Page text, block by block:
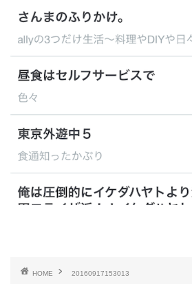
HOME 20160917153013